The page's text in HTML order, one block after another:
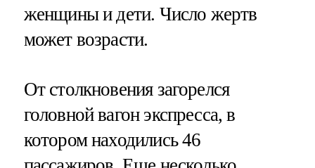
женщины и дети. Число жертв
может возрасти.
От столкновения загорелся
головной вагон экспресса, в
котором находились 46